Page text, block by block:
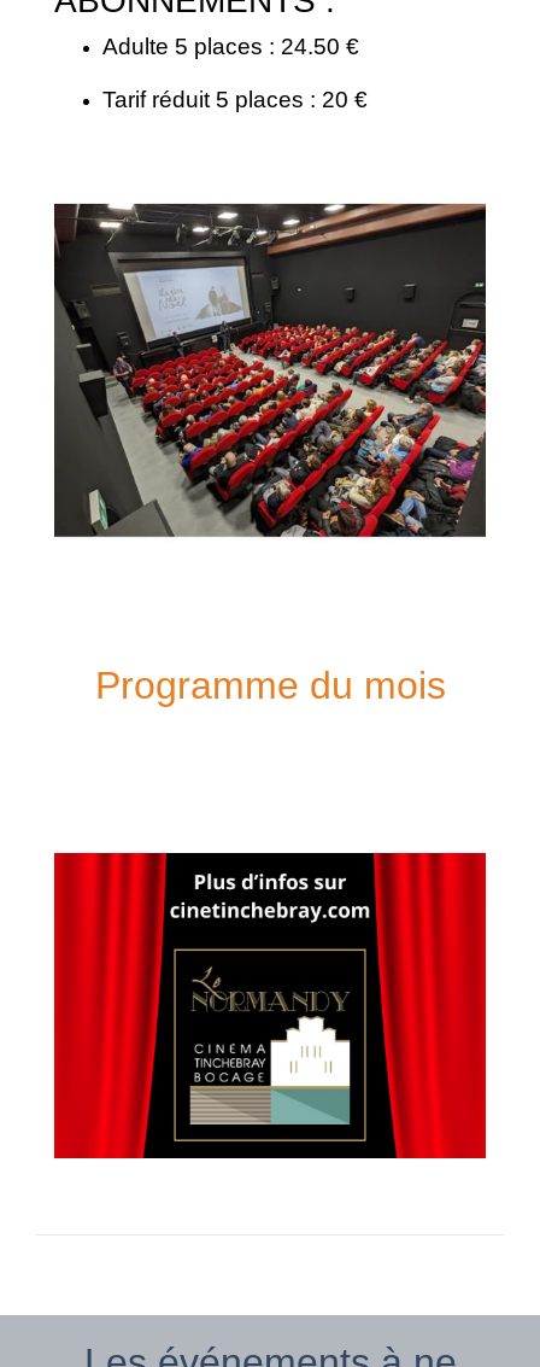
Adulte 5 places : 24.50 €
Tarif réduit 5 places : 20 €
Programme du mois